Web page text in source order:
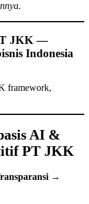
JKK —
Indonesia
framework,
AI &
PT JKK
→